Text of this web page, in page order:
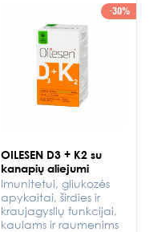
-30%
OILESEN D3 + K2 su
kanapių aliejumi
Imunitetui, gliukozės
apykaitai, širdies ir
kraujagyslių funkcijai,
kaulams ir raumenims